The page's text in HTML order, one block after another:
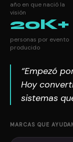
año en que nació la
visión
20K+
personas por evento
producido
“Empezó
Hoy
sistemas
MARCAS QUE